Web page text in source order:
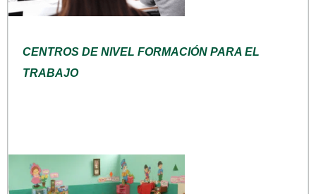
CENTROS DE NIVEL FORMACIÓN PARA EL
TRABAJO